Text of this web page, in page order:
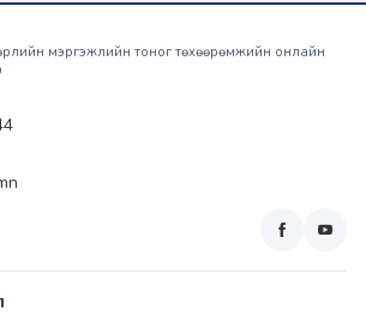
мэргэжлийн тоног төхөөрөмжийн онлайн